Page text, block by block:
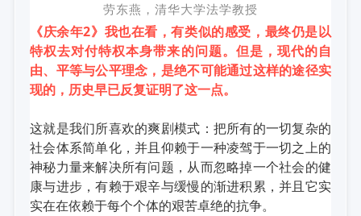
劳东燕，清华大学法学教授
《庆余年2》我也在看，有类似的感受，最终仍是以
特权去对付特权本身带来的问题。 但是，现代的自
由、平等与公平理念，是绝不可能通过这样的途径实
现的，历史早已反复证明了这一点。
这就是我们所喜欢的爽剧模式：把所有的一切复杂的
社会体系简单化，并且仰赖于一种凌驾于一切之上的
神秘力量来解决所有问题，从而忽略掉一个社会的健
康与进步，有赖于艰辛与缓慢的渐进积累，并且它实
实在在依赖于每个个体的艰苦卓绝的抗争。